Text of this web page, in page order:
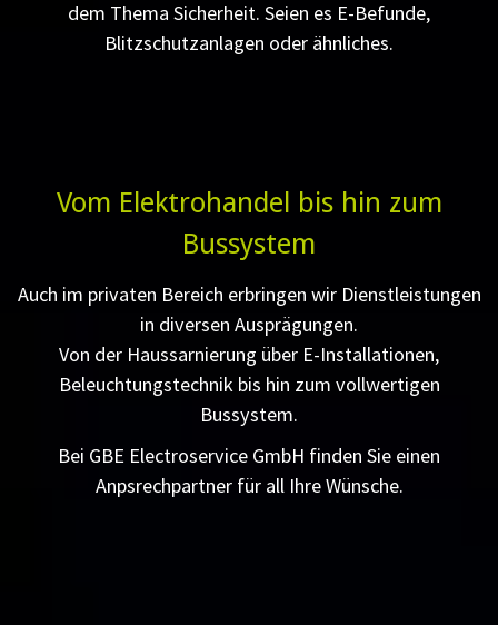
dem Thema Sicherheit. Seien es E-Befunde,
Blitzschutzanlagen oder ähnliches.
Vom Elektrohandel bis hin zum
Bussystem
Auch im privaten Bereich erbringen wir Dienstleistungen
in diversen Ausprägungen.
Von der Haussarnierung über E-Installationen,
Beleuchtungstechnik bis hin zum vollwertigen
Bussystem.
Bei GBE Electroservice GmbH finden Sie einen
Anpsrechpartner für all Ihre Wünsche.